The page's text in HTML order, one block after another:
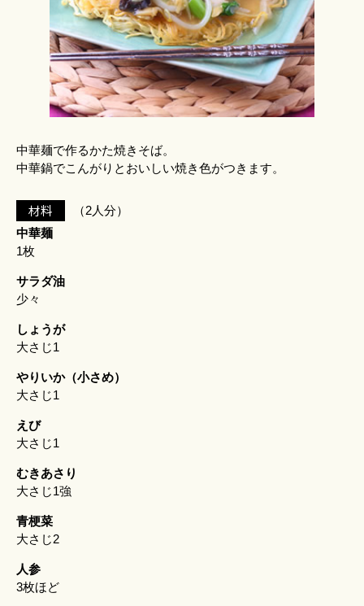
中華麺で作るかた焼きそば。
中華鍋でこんがりとおいしい焼き色がつきます。
材料
（2人分）
中華麺
1枚
サラダ油
少々
しょうが
大さじ1
やりいか（小さめ）
大さじ1
えび
大さじ1
むきあさり
大さじ1強
青梗菜
大さじ2
人参
3枚ほど